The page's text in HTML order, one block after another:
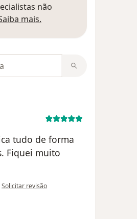
não
mais.
tudo de forma
Fiquei muito
na opinião do utilizador Rosemary F. D. Leonel
Solicitar revisão